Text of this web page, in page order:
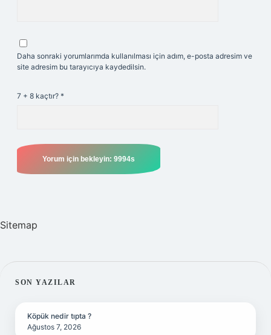
Daha sonraki yorumlarımda kullanılması için adım, e-posta adresim ve
site adresim bu tarayıcıya kaydedilsin.
7 + 8 kaçtır? *
Sitemap
SIDEBAR
SON YAZILAR
Köpük nedir tıpta ?
Ağustos 7, 2026